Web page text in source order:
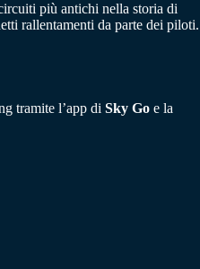
più antichi nella storia di
rallentamenti da parte dei piloti.
tramite l’app di Sky Go e la